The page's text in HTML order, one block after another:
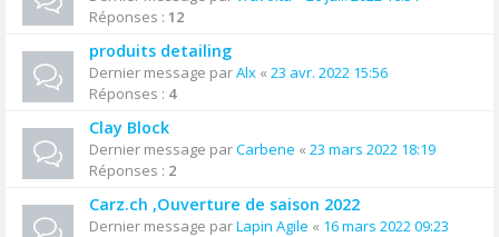
Réponses : 12
produits detailing
Dernier message parAlx « 23 avr. 2022 15:56
Réponses : 4
Clay Block
Dernier message parCarbene « 23 mars 2022 18:19
Réponses : 2
Carz.ch ,Ouverture de saison 2022
Dernier message parLapin Agile « 16 mars 2022 09:23